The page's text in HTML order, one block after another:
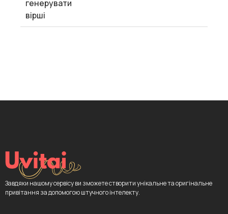
генерувати
вірші
Завдяки нашому сервісу ви зможете створити унікальне та оригінальне
привітання за допомогою штучного інтелекту.